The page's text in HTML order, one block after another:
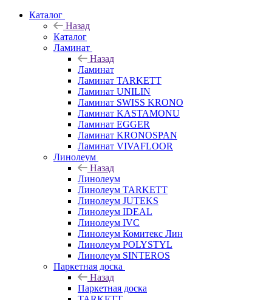
Каталог
Назад
Каталог
Ламинат
Назад
Ламинат
Ламинат TARKETT
Ламинат UNILIN
Ламинат SWISS KRONO
Ламинат KASTAMONU
Ламинат EGGER
Ламинат KRONOSPAN
Ламинат VIVAFLOOR
Линолеум
Назад
Линолеум
Линолеум TARKETT
Линолеум JUTEKS
Линолеум IDEAL
Линолеум IVC
Линолеум Комитекс Лин
Линолеум POLYSTYL
Линолеум SINTEROS
Паркетная доска
Назад
Паркетная доска